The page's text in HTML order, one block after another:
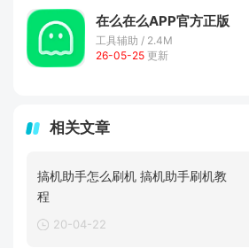
在么在么APP官方正版
工具辅助 / 2.4M
26-05-25 更新
相关文章
搞机助手怎么刷机 搞机助手刷机教
程
20-04-22